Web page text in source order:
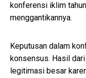
konferensi iklim
menggantikannya.
Keputusan dalam
konsensus. Hasil dari
legitimasi besar